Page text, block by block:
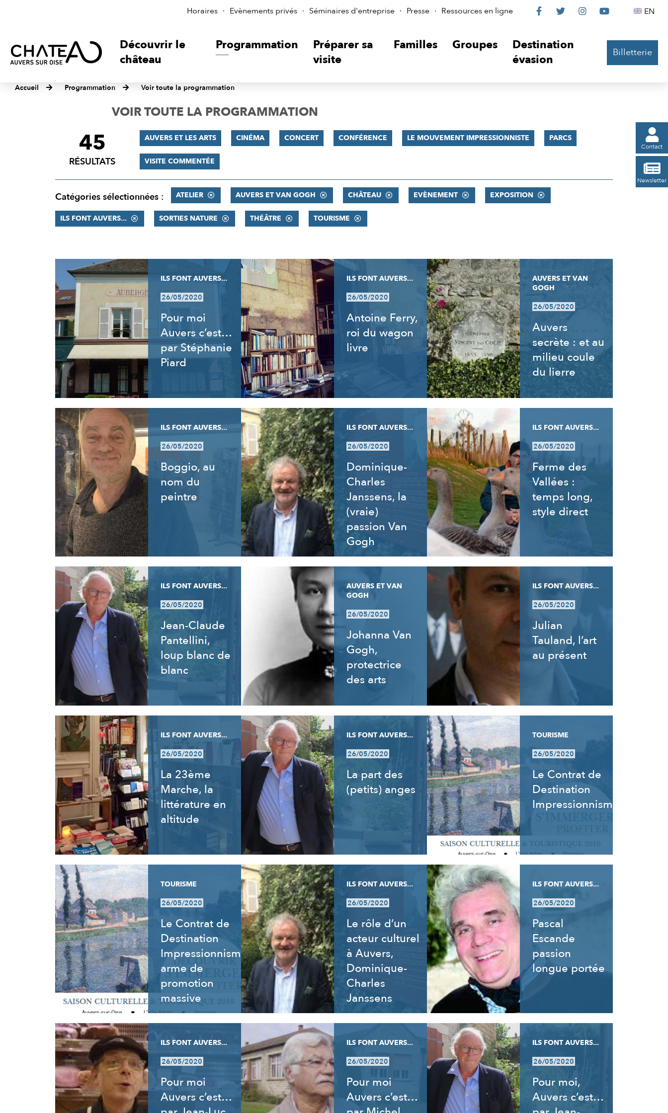
Horaires Evènements privés Séminaires d'entreprise Presse Ressources en ligne
Le
sur

Le

Le

Le
 EN
Découvrir le
château
Programmation
Préparer sa
visite
Familles Groupes
Destination
évasion
Billetterie
Accueil Programmation Voir toute la programmation

Contact

Newsletter
VOIR TOUTE LA PROGRAMMATION
FILTRER
RÉSULTATS
45
RÉSULTATS
AUVERS ET LES ARTS CINÉMA CONCERT CONFÉRENCE LE MOUVEMENT IMPRESSIONNISTE PARCS
VISITE COMMENTÉE
Catégories sélectionnées : ATELIER AUVERS ET VAN GOGH CHÂTEAU EVÈNEMENT EXPOSITION
ILS FONT AUVERS... SORTIES NATURE THÉÂTRE TOURISME
RÉSULTATS
ILS FONT AUVERS...
26/05/2020
Pour moi
Auvers c’est…
par Stéphanie
Piard
ILS FONT AUVERS...
26/05/2020
Antoine Ferry,
roi du wagon
livre
AUVERS ET VAN
GOGH
26/05/2020
Auvers
secrète : et au
milieu coule
du lierre
ILS FONT AUVERS...
26/05/2020
Boggio, au
nom du
peintre
ILS FONT AUVERS...
26/05/2020
Dominique-
Charles
Janssens, la
(vraie)
passion Van
Gogh
ILS FONT AUVERS...
26/05/2020
Ferme des
Vallées :
temps long,
style direct
ILS FONT AUVERS...
26/05/2020
Jean-Claude
Pantellini,
loup blanc de
blanc
AUVERS ET VAN
GOGH
26/05/2020
Johanna Van
Gogh,
protectrice
des arts
ILS FONT AUVERS...
26/05/2020
Julian
Tauland, l’art
au présent
ILS FONT AUVERS...
26/05/2020
La 23ème
Marche, la
littérature en
altitude
ILS FONT AUVERS...
26/05/2020
La part des
(petits) anges
TOURISME
26/05/2020
Le Contrat de
Destination
Impressionnisme
TOURISME
26/05/2020
Le Contrat de
Destination
Impressionnisme,
arme de
promotion
massive
ILS FONT AUVERS...
26/05/2020
Le rôle d’un
acteur culturel
à Auvers,
Dominique-
Charles
Janssens
ILS FONT AUVERS...
26/05/2020
Pascal
Escande
passion
longue portée
ILS FONT AUVERS...
26/05/2020
Pour moi
Auvers c’est…
ILS FONT AUVERS...
26/05/2020
Pour moi
Auvers c’est…
ILS FONT AUVERS...
26/05/2020
Pour moi,
Auvers c’est…